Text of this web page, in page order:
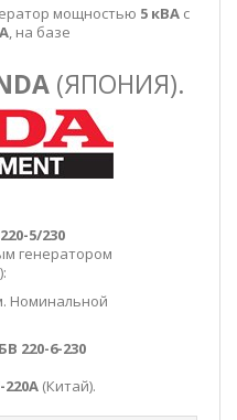
мощностью 5 кВА с
, на базе
(ЯПОНИЯ).
5/230
генератором
Номинальной
220-6-230
220A (Китай).